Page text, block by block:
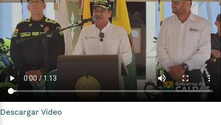
Descargar Video